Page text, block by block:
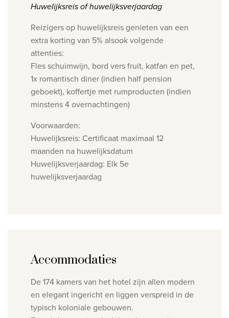
Huwelijksreis of huwelijksverjaardag
Reizigers op huwelijksreis genieten van een
extra korting van 5% alsook volgende
attenties:
Fles schuimwijn, bord vers fruit, katfan en pet,
1x romantisch diner (indien half pension
geboekt), koffertje met rumproducten (indien
minstens 4 overnachtingen)
Voorwaarden:
Huwelijksreis: Certificaat maximaal 12
maanden na huwelijksdatum
Huwelijksverjaardag: Elk 5e
huwelijksverjaardag
Accommodaties
De 174 kamers van het hotel zijn allen modern
en elegant ingericht en liggen verspreid in de
typisch koloniale gebouwen.